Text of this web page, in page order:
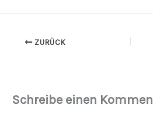
ZURÜCK
Schreibe einen